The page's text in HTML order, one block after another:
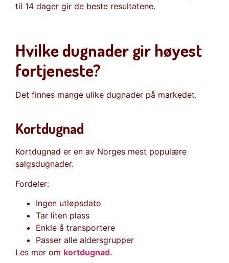
til 14 dager gir de beste resultatene.
Hvilke dugnader gir høyest
fortjeneste?
Det finnes mange ulike dugnader på markedet.
Kortdugnad
Kortdugnad er en av Norges mest populære
salgsdugnader.
Fordeler:
Ingen utløpsdato
Tar liten plass
Enkle å transportere
Passer alle aldersgrupper
Les mer om kortdugnad.